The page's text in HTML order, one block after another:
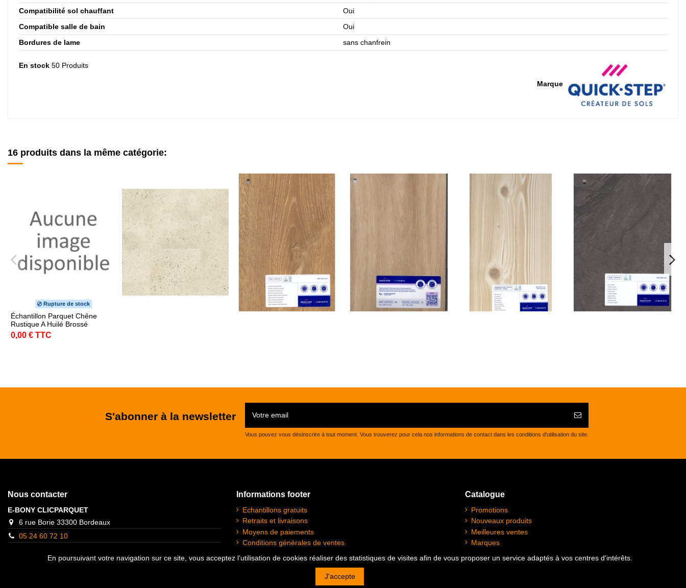
Compatibilité sol chauffant
Oui
Compatible salle de bain
Oui
Bordures de lame
sans chanfrein
Marque
En stock 50 Produits
16 produits dans la même catégorie:
Rupture de stock
Échantillon Parquet Chêne
Rustique A Huilé Brossé
0,00 € TTC
S'abonner à la newsletter
Vous pouvez vous désinscrire à tout moment. Vous trouverez pour cela nos informations de contact dans les conditions d'utilisation du site.
Nous contacter
E-BONY CLICPARQUET
6 rue Borie 33300 Bordeaux
05 24 60 72 10
Informations footer
Echantillons gratuits
Retraits et livraisons
Moyens de paiements
Conditions générales de ventes
Plan du site
Catalogue
Promotions
Nouveaux produits
Meilleures ventes
Marques
En poursuivant votre navigation sur ce site, vous acceptez l’utilisation de cookies réaliser des statistiques de visites afin de vous proposer un service adaptés à vos centres d'intérêts.
J'accepte